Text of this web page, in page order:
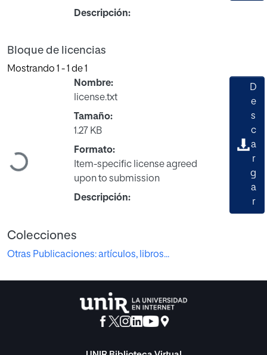
Descripción:
Bloque de licencias
Mostrando 1 - 1 de 1
Cargando...
Nombre:
license.txt
Tamaño:
1.27 KB
Formato:
Item-specific license agreed
upon to submission
Descripción:
D
e
s
c
a
r
g
a
r
Colecciones
Otras Publicaciones: artículos, libros...